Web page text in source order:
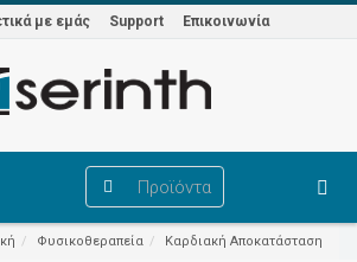
με εμάς Support Επικοινωνία
Προϊόντα
Φυσικοθεραπεία Καρδιακή Αποκατάσταση